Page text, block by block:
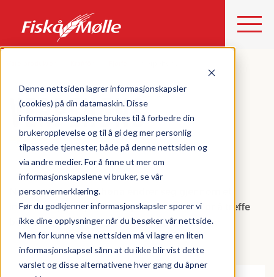
Denne nettsiden lagrer informasjonskapsler
(cookies) på din datamaskin. Disse
informasjonskapslene brukes til å forbedre din
brukeropplevelse og til å gi deg mer personlig
tilpassede tjenester, både på denne nettsiden og
via andre medier. For å finne ut mer om
informasjonskapslene vi bruker, se vår
personvernerklæring.
Før du godkjenner informasjonskapsler sporer vi
ikke dine opplysninger når du besøker vår nettside.
Men for kunne vise nettsiden må vi lagre en liten
informasjonskapsel sånn at du ikke blir vist dette
varslet og disse alternativene hver gang du åpner
VERPEHØNS
Næringsbehovet til høna endrer seg gjennom et
innsett. Toppverper-konseptet er utviklet for å treffe
best mulig på endringene høna går gjennom.